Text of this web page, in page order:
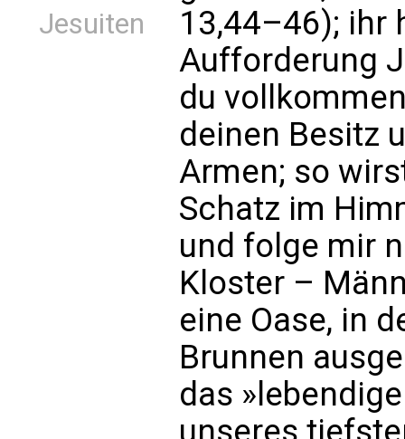
Jesuiten
13,44–46); ihr
Aufforderung
du
deinen Besitz
Armen; so
Schatz im
und folge mir
Kloster –
eine Oase, in
Brunnen
das